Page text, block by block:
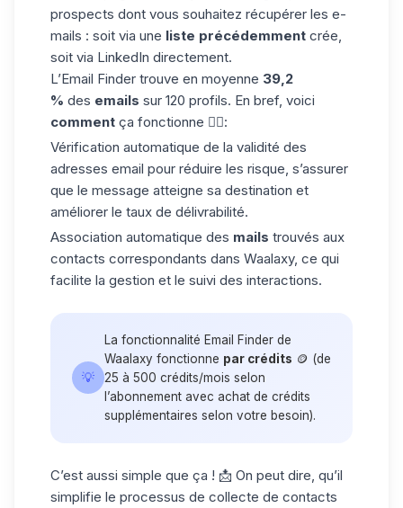
prospects dont vous souhaitez récupérer les e-
mails : soit via une liste précédemment crée,
soit via LinkedIn directement.
L’Email Finder trouve en moyenne 39,2
% des emails sur 120 profils. En bref, voici
comment ça fonctionne 👇🏼:
Vérification automatique de la validité des
adresses email pour réduire les risque, s’assurer
que le message atteigne sa destination et
améliorer le taux de délivrabilité.
Association automatique des mails trouvés aux
contacts correspondants dans Waalaxy, ce qui
facilite la gestion et le suivi des interactions.
💡
La fonctionnalité Email Finder de
Waalaxy fonctionne par crédits 🪙 (de
25 à 500 crédits/mois selon
l’abonnement avec achat de crédits
supplémentaires selon votre besoin).
C’est aussi simple que ça ! 📩 On peut dire, qu’il
simplifie le processus de collecte de contacts